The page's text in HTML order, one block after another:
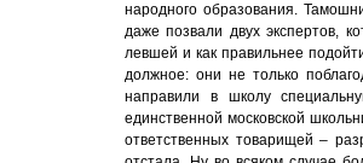
народного образования.
даже позвали двух экспертов,
левшей и как правильнее
должное: они не только
направили в школу
единственной московской
ответственных товарищей –